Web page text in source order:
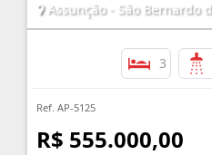
Assunção - São Bernardo
3
Ref. AP-5125
R$ 555.000,00